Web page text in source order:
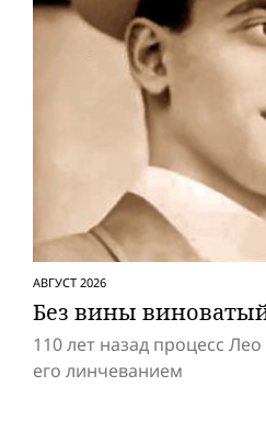
АВГУСТ 2026
Без вины
110 лет назад процесс
его линчеванием